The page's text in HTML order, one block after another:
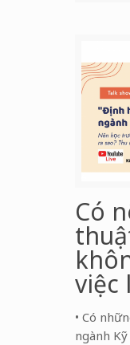
Có
việc
• Có
ngành